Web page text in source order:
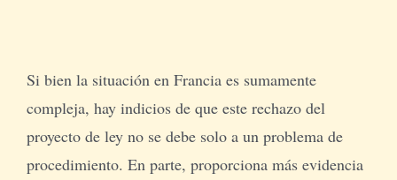
Si bien la situación en Francia es sumamente
compleja, hay indicios de que este rechazo del
proyecto de ley no se debe solo a un problema de
procedimiento. En parte, proporciona más evidencia